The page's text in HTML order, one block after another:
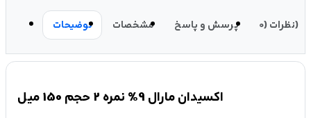
توضیحات مشخصات پرسش و پاسخ نظرات (0)
اکسیدان مارال 9% نمره 2 حجم 150 میل